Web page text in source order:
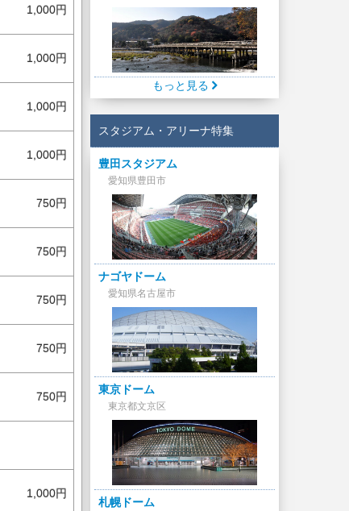
1,000円
1,000円
1,000円
1,000円
750円
750円
750円
750円
750円
1,000円
もっと見る
スタジアム・アリーナ特集
豊田スタジアム
愛知県豊田市
ナゴヤドーム
愛知県名古屋市
東京ドーム
東京都文京区
札幌ドーム